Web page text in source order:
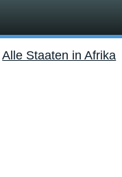
Alle Staaten in Afrika